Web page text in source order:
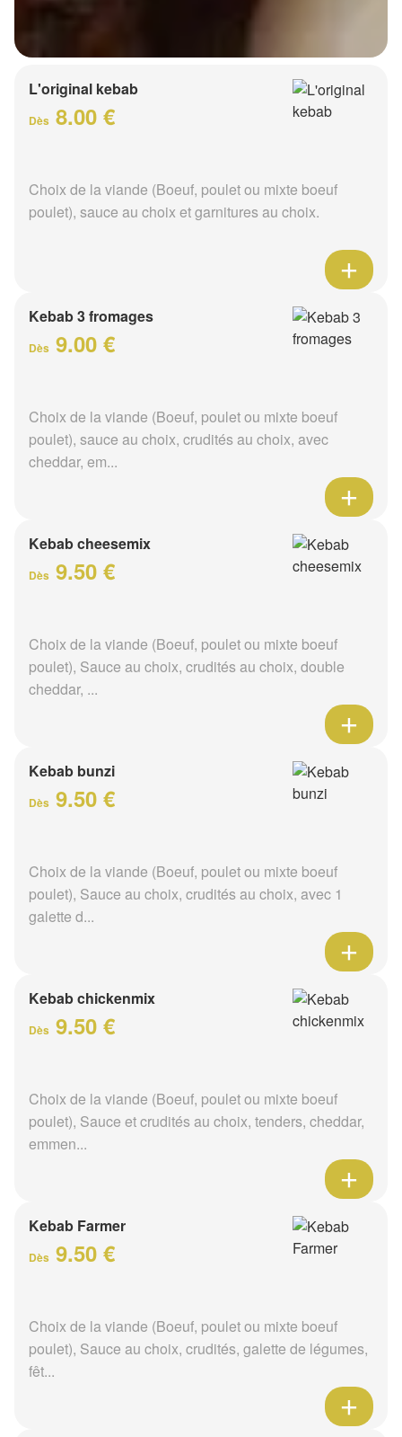
L'original kebab
Dès 8.00 €
Choix de la viande (Boeuf, poulet ou mixte boeuf
poulet), sauce au choix et garnitures au choix.
Kebab 3 fromages
Dès 9.00 €
Choix de la viande (Boeuf, poulet ou mixte boeuf
poulet), sauce au choix, crudités au choix, avec
cheddar, em...
Kebab cheesemix
Dès 9.50 €
Choix de la viande (Boeuf, poulet ou mixte boeuf
poulet), Sauce au choix, crudités au choix, double
cheddar, ...
Kebab bunzi
Dès 9.50 €
Choix de la viande (Boeuf, poulet ou mixte boeuf
poulet), Sauce au choix, crudités au choix, avec 1
galette d...
Kebab chickenmix
Dès 9.50 €
Choix de la viande (Boeuf, poulet ou mixte boeuf
poulet), Sauce et crudités au choix, tenders, cheddar,
emmen...
Kebab Farmer
Dès 9.50 €
Choix de la viande (Boeuf, poulet ou mixte boeuf
poulet), Sauce au choix, crudités, galette de légumes,
fêt...